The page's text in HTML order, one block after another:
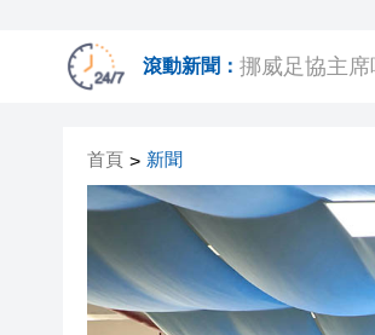
滾動新聞： 挪威足協主
【港商時評
蔡皋領取國際
1元投資8元
首頁 > 新聞